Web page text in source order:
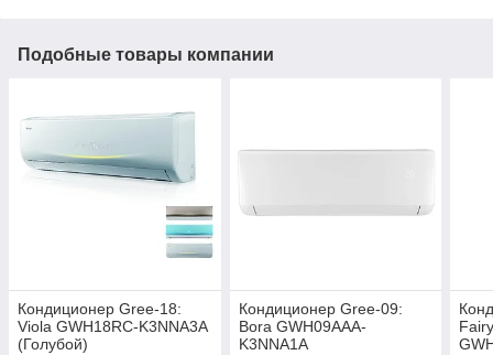
Подобные товары компании
Кондиционер Gree-18:
Viola GWH18RC-K3NNA3A
(Голубой)
Кондиционер Gree-09:
Bora GWH09AAA-
K3NNA1A